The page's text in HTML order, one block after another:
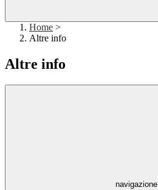
Home >
Altre info
Altre info
navigazione